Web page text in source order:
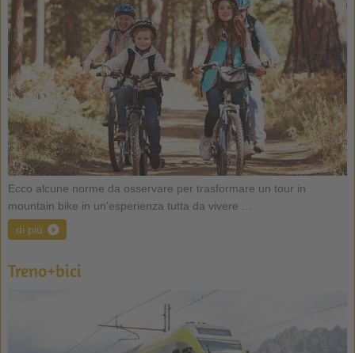
Ecco alcune norme da osservare per trasformare un tour in
mountain bike in un'esperienza tutta da vivere ...
di più
Treno+bici